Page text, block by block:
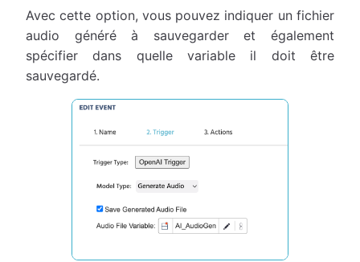
Avec cette option, vous pouvez indiquer un fichier
audio généré à sauvegarder et également
spécifier dans quelle variable il doit être
sauvegardé.